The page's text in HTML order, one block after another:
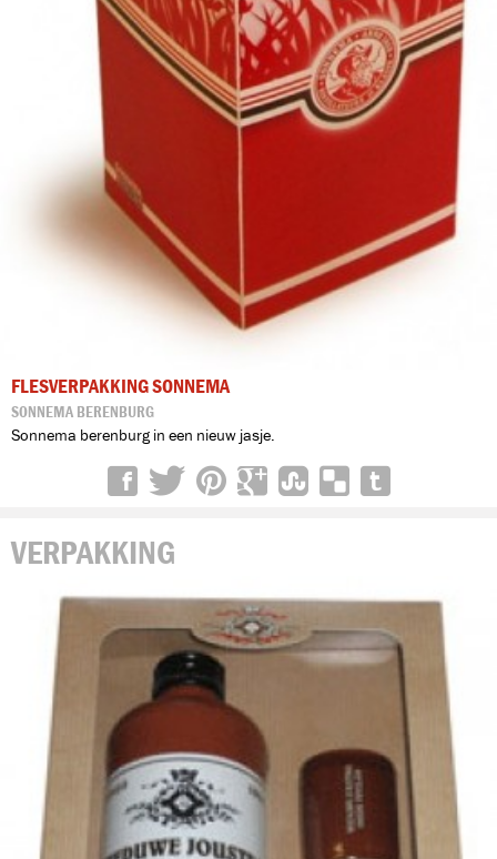
FLESVERPAKKING SONNEMA
SONNEMA BERENBURG
Sonnema berenburg in een nieuw jasje.
VERPAKKING